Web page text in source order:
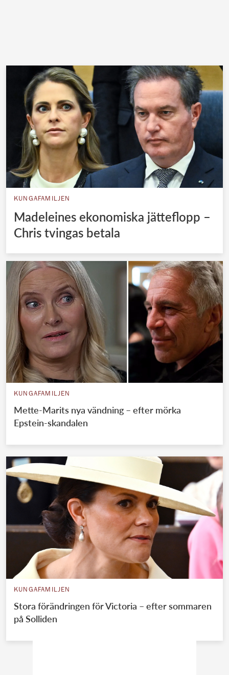
KUNGAFAMILJEN
Madeleines ekonomiska jätteflopp –
Chris tvingas betala
KUNGAFAMILJEN
Mette-Marits nya vändning – efter mörka
Epstein-skandalen
KUNGAFAMILJEN
Stora förändringen för Victoria – efter sommaren
på Solliden